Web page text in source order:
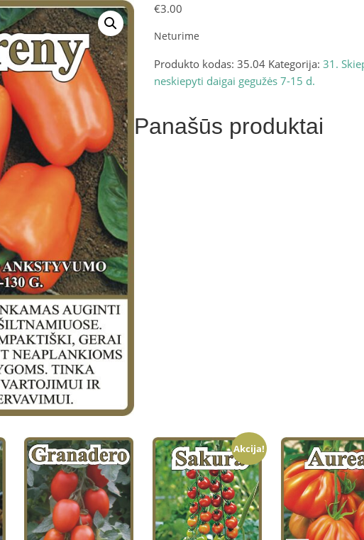
€3.00
Neturime
Produkto kodas:35.04 Kategorija:31.
neskiepyti daigai gegužės 7-15 d.
Panašūs produktai
Akcija!